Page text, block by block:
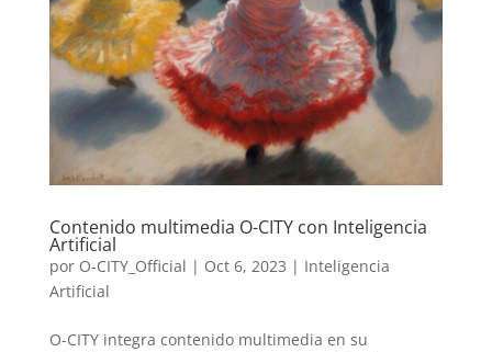
Contenido multimedia O-CITY con Inteligencia
Artificial
por O-CITY_Official | Oct 6, 2023 | Inteligencia
Artificial
O-CITY integra contenido multimedia en su